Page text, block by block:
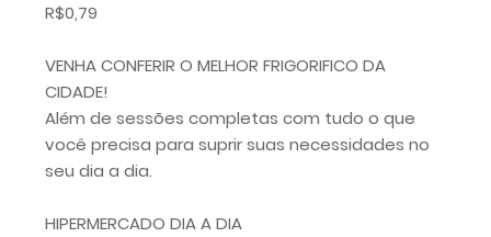
R$0,79
VENHA CONFERIR O MELHOR FRIGORIFICO DA
CIDADE!
Além de sessões completas com tudo o que
você precisa para suprir suas necessidades no
seu dia a dia.
HIPERMERCADO DIA A DIA